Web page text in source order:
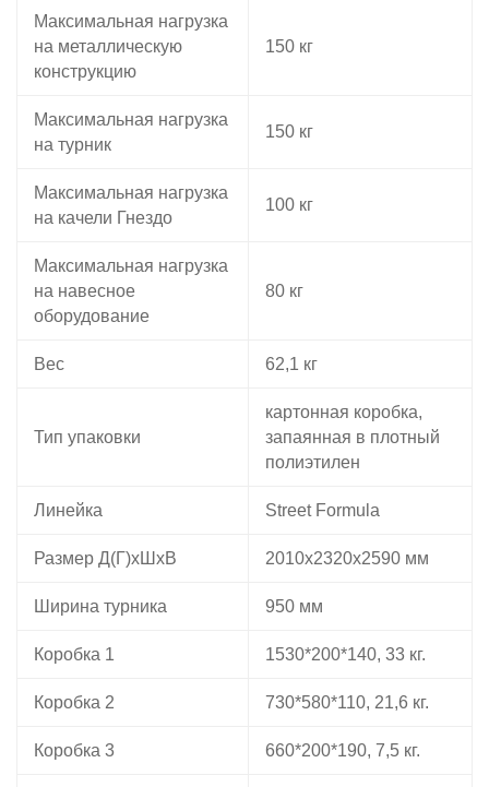
Максимальная нагрузка
на металлическую
конструкцию
150 кг
Максимальная нагрузка
на турник
150 кг
Максимальная нагрузка
на качели Гнездо
100 кг
Максимальная нагрузка
на навесное
оборудование
80 кг
Вес 62,1 кг
Тип упаковки
картонная коробка,
запаянная в плотный
полиэтилен
Линейка Street Formula
Размер Д(Г)хШхВ 2010х2320х2590 мм
Ширина турника 950 мм
Коробка 1 1530*200*140, 33 кг.
Коробка 2 730*580*110, 21,6 кг.
Коробка 3 660*200*190, 7,5 кг.